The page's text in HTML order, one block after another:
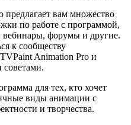
вам множество
по работе с программой,
вебинары, форумы и другие.
к сообществу
TVPaint Animation Pro и
для тех, кто хочет
виды анимации с
и творчества.